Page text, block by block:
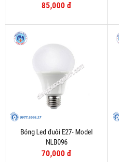
85,000 đ
Bóng Led đuôi E27- Model
NLB096
70,000 đ